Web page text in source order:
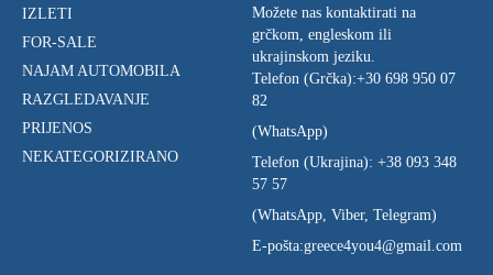
IZLETI
FOR-SALE
NAJAM AUTOMOBILA
RAZGLEDAVANJE
PRIJENOS
NEKATEGORIZIRANO
Možete nas kontaktirati na
grčkom, engleskom ili
ukrajinskom jeziku.
Telefon (Grčka):+30 698 950 07
82
(WhatsApp)
Telefon (Ukrajina): +38 093 348
57 57
(WhatsApp, Viber, Telegram)
E-pošta:greece4you4@gmail.com